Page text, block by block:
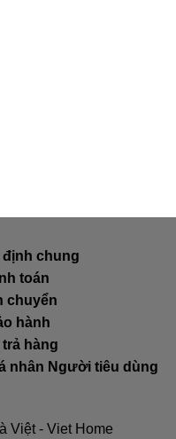
định chung
toán
chuyển
hành
hàng
nhân Người tiêu dùng
Việt - Viet Home